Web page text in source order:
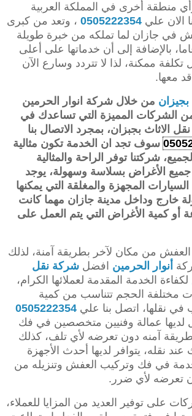
منطقة أخرى في المملكة العربية
الان علي 0505222354 ، وتعد من كبرى
في جازان لما تملكه من خبرة طويلة
على الـ 20 عاما، بالإضافة إلى أن خدماتها على أعلى
ممكنة، لذا لا تتردد وسارع الآن
معها.
من خلال شركة انوار الحرمين
الشركات المميزة التي تساعدك في
الاثاث بجبزان، بمجرد الاتصال بنا
سوف تجد ان الخدمة تكون مثالية
شركتنا توفر الراحة والمثالية
الأغراض بسلاسة وسهولة، يوجد
المجهزة والمغلقة التي يمكنها
خارج وداخل مدينة جازان مهما كانت
أو كمية الأغراض التي يتم العمل على
العفش من مكان لآخر بطريقة آمنة، لذلك
أنوار الحرمين افضل شركة نقل
لكفاءة الخدمة المقدمة لعملائها الكرام،
مختلفة الحجم تتناسب من كمية
في نقلها، اتصل بنا علي 0505222354
لديها عمالة وفنيين متخصصين في فك
آمنه دون تعرضه لأي تلف، كذلك
عند نقله، يتوافر لديها أحدث الأجهزة
في فك وتركيب العفش وتنزيله من
تعرضه لأي ضرر.
على توفير العديد من المزايا للعملاء،